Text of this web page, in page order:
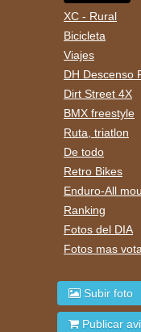
XC - Rural
Bicicleta
Viajes
DH Descenso
Dirt Street 4X
BMX freestyle
Ruta, triatlon
De todo
Retro Bikes
Enduro-All
Ranking
Fotos del DIA
Fotos mas
Subir foto
Publicar